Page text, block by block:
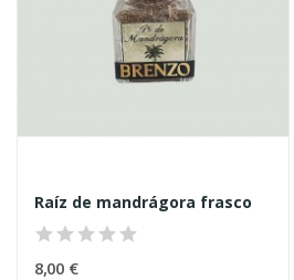
Raíz de mandrágora frasco
8,00 €